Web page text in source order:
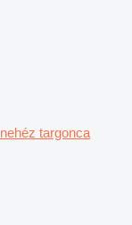
targonca